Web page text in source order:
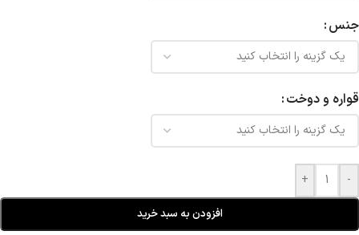
جنس
قواره و دوخت
-
+
افزودن به سبد خرید